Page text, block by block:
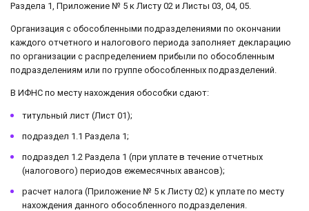
Раздела 1, Приложение № 5 к Листу 02 и Листы 03, 04, 05.
Организация с обособленными подразделениями по окончании
каждого отчетного и налогового периода заполняет декларацию
по организации с распределением прибыли по обособленным
подразделениям или по группе обособленных подразделений.
В ИФНС по месту нахождения обособки сдают:
титульный лист (Лист 01);
подраздел 1.1 Раздела 1;
подраздел 1.2 Раздела 1 (при уплате в течение отчетных
(налогового) периодов ежемесячных авансов);
расчет налога (Приложение № 5 к Листу 02) к уплате по месту
нахождения данного обособленного подразделения.